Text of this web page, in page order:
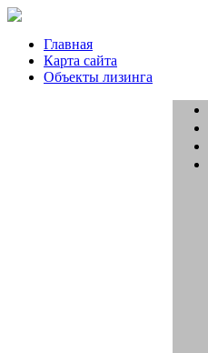
Главная
Карта сайта
Объекты лизинга